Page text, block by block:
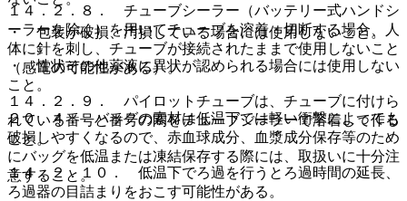
・ 包装が破損、汚損している場合には使用しないこと。
・ 性状その他薬液に異状が認められる場合には使用しない
こと。
２０．４． バッグの素材は低温下では軽い衝撃によっても
破損しやすくなるので、赤血球成分、血漿成分保存等のため
にバッグを低温または凍結保存する際には、取扱いに十分注
意すること。
１４．２．８． チューブシーラー（バッテリー式ハンドシ
ーラーを除く）を用いてチューブを溶着・切断する場合、人
体に針を刺し、チューブが接続されたままで使用しないこと
（感電の可能性がある）。
１４．２．９． パイロットチューブは、チューブに付けら
れている番号と番号の間をチューブシーラーで溶着して作る
こと。
１４．２．１０． 低温下でろ過を行うとろ過時間の延長、
ろ過器の目詰まりをおこす可能性がある。